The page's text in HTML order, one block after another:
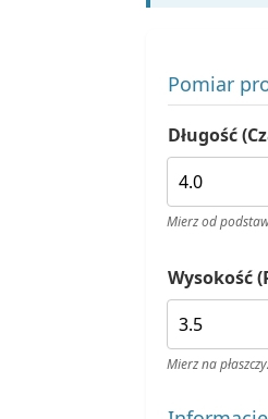
Pomiar
Długość
Mierz od
Wysokość
Mierz na